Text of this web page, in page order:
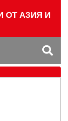
ОТ АЗИЯ И